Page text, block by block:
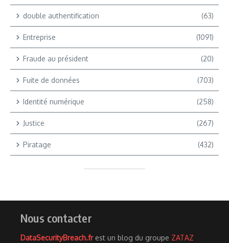
double authentification (63)
Entreprise (1091)
Fraude au président (20)
Fuite de données (703)
Identité numérique (258)
Justice (267)
Piratage (432)
Nous contacter
DataSecurityBreach.frest un blog du groupe ZATAZ